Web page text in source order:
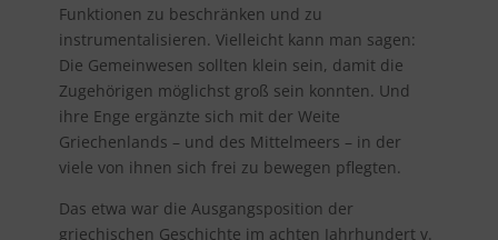
Funktionen zu beschränken und zu
instrumentalisieren. Vielleicht kann man sagen:
Die Gemeinwesen sollten klein sein, damit die
Zugehörigen möglichst groß sein konnten. Und
ihre Enge ergänzte sich mit der Weite
Griechenlands – und des Mittelmeers – in der
viele von ihnen sich frei zu bewegen pflegten.
Das etwa war die Ausgangsposition der
griechischen Geschichte im achten Jahrhundert v.